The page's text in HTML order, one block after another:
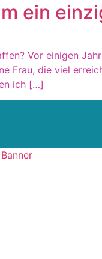
ein
Vor einigen
Frau, die viel
ich […]